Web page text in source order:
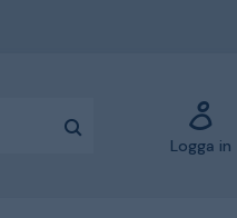
Logga in